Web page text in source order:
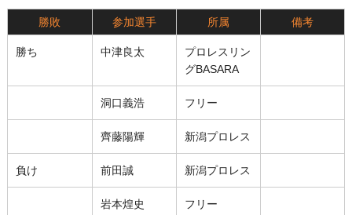
勝敗 参加選手 所属 備考
勝ち 中津良太
プロレスリン
グBASARA
洞口義浩 フリー
齊藤陽輝 新潟プロレス
負け 前田誠 新潟プロレス
岩本煌史 フリー